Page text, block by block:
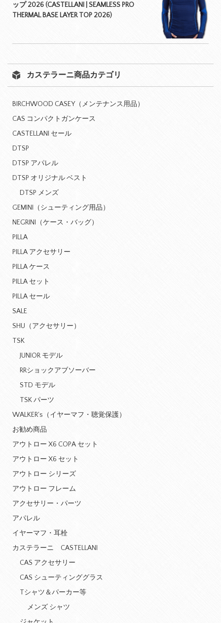
ップ 2026 (CASTELLANI | SEAMLESS PRO
THERMAL BASE LAYER TOP 2026)
カステラーニ商品カテゴリ
BIRCHWOOD CASEY（メンテナンス用品）
CAS コンパクトガンケース
CASTELLANI セール
DTSP
DTSP アパレル
DTSP オリジナル ベスト
DTSP メンズ
GEMINI（シューティング用品）
NEGRINI（ケース・バッグ）
PILLA
PILLA アクセサリー
PILLA ケース
PILLA セット
PILLA セール
SALE
SHU（アクセサリー）
TSK
JUNIOR モデル
RRショックアブソーバー
STD モデル
TSK パーツ
WALKER's（イヤーマフ・聴覚保護）
お勧め商品
アウトロー X6 COPA セット
アウトロー X6 セット
アウトロー シリーズ
アウトロー フレーム
アクセサリー・パーツ
アパレル
イヤーマフ・耳栓
カステラーニ CASTELLANI
CAS アクセサリー
CAS シューティンググラス
Tシャツ＆パーカー等
メンズ シャツ